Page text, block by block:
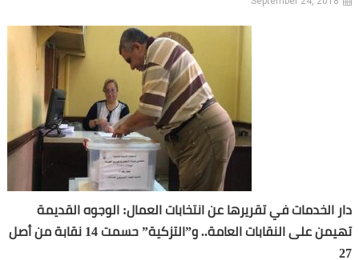
دار الخدمات في تقريرها عن انتخابات العمال: الوجوه القديمة
تهيمن على النقابات العامة.. و”التزكية” حسمت 14 نقابة من أصل
27